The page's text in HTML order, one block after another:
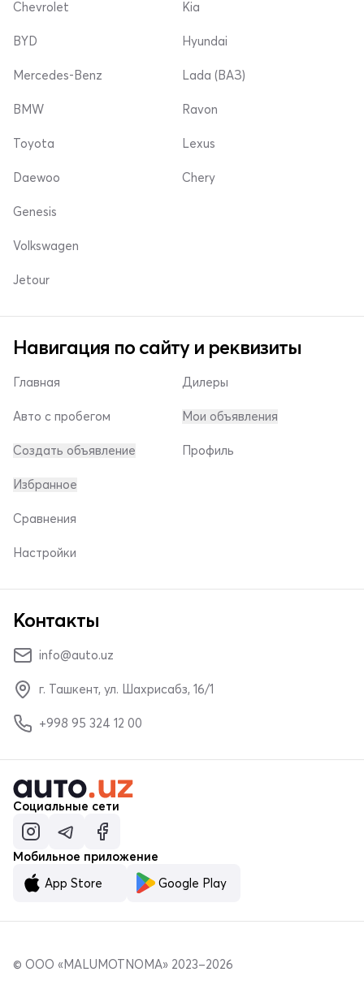
Chevrolet
BYD
Mercedes-Benz
Kia
Hyundai
Lada (ВАЗ)
BMW
Toyota
Daewoo
Ravon
Lexus
Chery
Genesis
Volkswagen
Jetour
Навигация по сайту и реквизиты
Главная
Авто с пробегом
Создать объявление
Дилеры
Мои объявления
Профиль
Избранное
Сравнения
Настройки
Контакты
info@auto.uz
г. Ташкент, ул. Шахрисабз, 16/1
+998 95 324 12 00
Социальные сети
Мобильное приложение
App Store
Google Play
© ООО «MALUMOTNOMA» 2023–2026